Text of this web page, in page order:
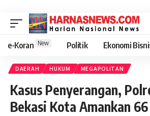
e-Koran New Politik Ekonomi
DAERAH HUKUM MEGAPOLITAN
Kasus Penyerangan,
Bekasi Kota Amankan